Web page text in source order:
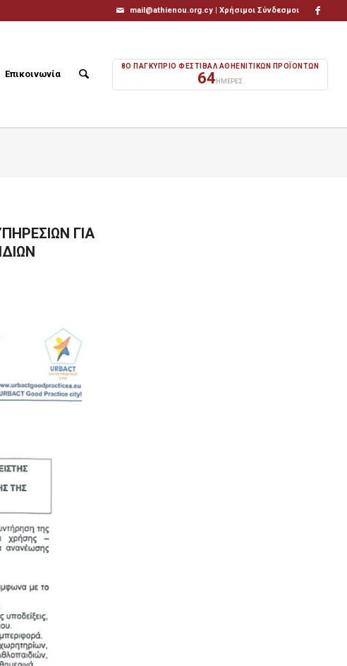
mail@athienou.org.cy |Χρήσιμοι Σύνδεσμοι
Επικοινωνία
8Ο ΠΑΓΚΥΠΡΙΟ ΦΕΣΤΙΒΑΛ ΑΘΗΕΝΙΤΙΚΩΝ ΠΡΟΪΟΝΤΩΝ
64 ΗΜΕΡΕΣ
ΓΙΑ